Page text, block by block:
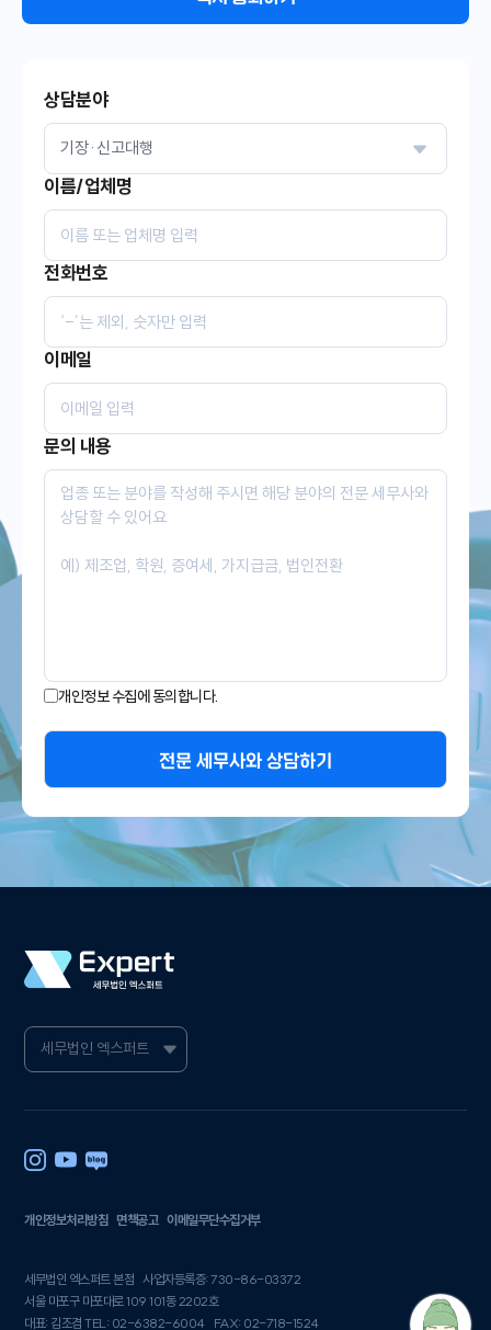
상담분야
이름/업체명
전화번호
이메일
문의 내용
개인정보 수집에 동의합니다.
전문 세무사와 상담하기
세무법인 엑스퍼트 본점 사업자등록증: 730-86-03372
서울 마포구 마포대로 109 101동 2202호
대표: 김조겸 TEL: 02-6382-6004
FAX: 02-718-1524
개인정보처리방침 면책공고 이메일무단수집거부